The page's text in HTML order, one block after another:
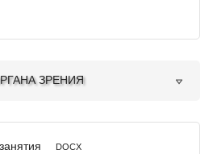
ЗРЕНИЯ
DOCX